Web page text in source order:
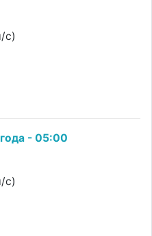
с)
- 05:00
с)